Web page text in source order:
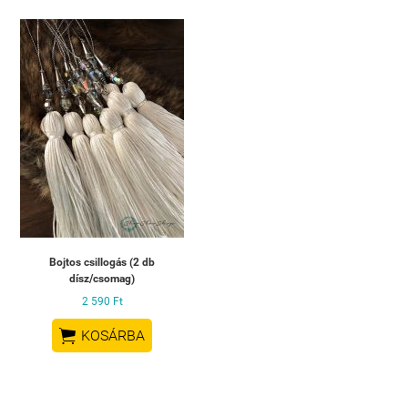
Bojtos csillogás (2 db
dísz/csomag)
2 590 Ft
 KOSÁRBA